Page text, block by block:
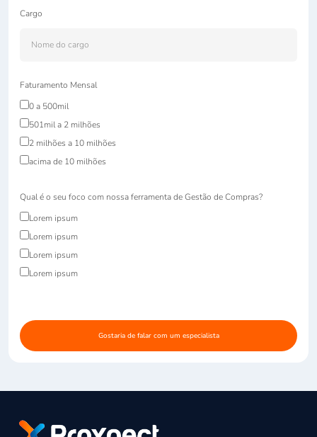
Cargo
Faturamento Mensal
0 a 500mil
501mil a 2 milhões
2 milhões a 10 milhões
acima de 10 milhões
Qual é o seu foco com nossa ferramenta de Gestão de Compras?
Lorem ipsum
Lorem ipsum
Lorem ipsum
Lorem ipsum
Gostaria de falar com um especialista